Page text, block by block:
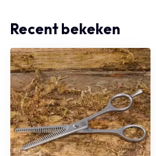
Recent bekeken